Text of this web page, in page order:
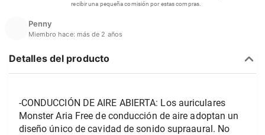
recibir una pequeña comisión por estas compras.
Penny
Miembro hace: más de 2 años
Detalles del producto
-CONDUCCIÓN DE AIRE ABIERTA: Los auriculares
Monster Aria Free de conducción de aire adoptan un
diseño único de cavidad de sonido supraaural. No